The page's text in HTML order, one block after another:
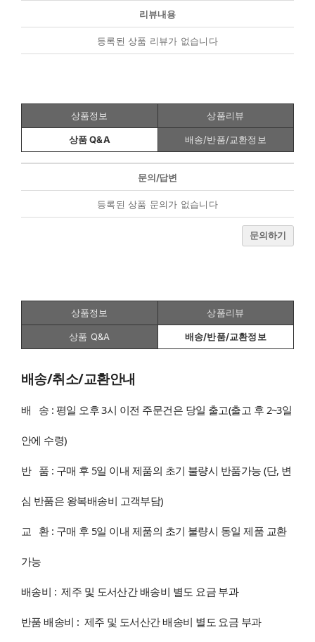
리뷰내용
등록된 상품 리뷰가 없습니다
상품정보 상품리뷰
상품 Q&A 배송/반품/교환정보
문의/답변
등록된 상품 문의가 없습니다
문의하기
상품정보 상품리뷰
상품 Q&A 배송/반품/교환정보
배송/취소/교환안내
배 송 : 평일 오후 3시 이전 주문건은 당일 출고(출고 후 2~3일
안에 수령)
반 품 : 구매 후 5일 이내 제품의 초기 불량시 반품가능 (단, 변
심 반품은 왕복배송비 고객부담)
교 환 : 구매 후 5일 이내 제품의 초기 불량시 동일 제품 교환
가능
배송비 : 제주 및 도서산간 배송비 별도 요금 부과
반품 배송비 : 제주 및 도서산간 배송비 별도 요금 부과